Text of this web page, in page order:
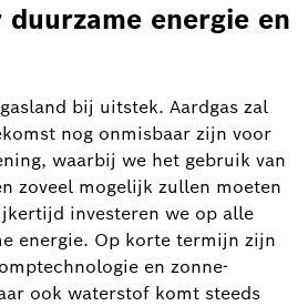
duurzame energie en
bij uitstek. Aardgas zal
nog onmisbaar zijn voor
waarbij we het gebruik van
zoveel mogelijk zullen moeten
investeren we op alle
energie. Op korte termijn zijn
en zonne-
ook waterstof komt steeds